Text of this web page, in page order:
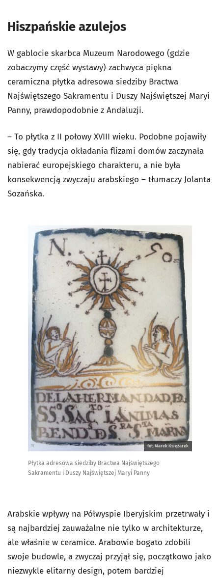
Hiszpańskie azulejos
W gablocie skarbca Muzeum Narodowego (gdzie
zobaczymy część wystawy) zachwyca piękna
ceramiczna płytka adresowa siedziby Bractwa
Najświętszego Sakramentu i Duszy Najświętszej Maryi
Panny, prawdopodobnie z Andaluzji.
– To płytka z II połowy XVIII wieku. Podobne pojawiły
się, gdy tradycja okładania flizami domów zaczynała
nabierać europejskiego charakteru, a nie była
konsekwencją zwyczaju arabskiego – tłumaczy Jolanta
Sozańska.
fot. Marek Księżarek
Płytka adresowa siedziby Bractwa Najświętszego
Sakramentu i Duszy Najświętszej Maryi Panny
Arabskie wpływy na Półwyspie Iberyjskim przetrwały i
są najbardziej zauważalne nie tylko w architekturze,
ale właśnie w ceramice. Arabowie bogato zdobili
swoje budowle, a zwyczaj przyjął się, początkowo jako
niezwykle elitarny design, potem bardziej